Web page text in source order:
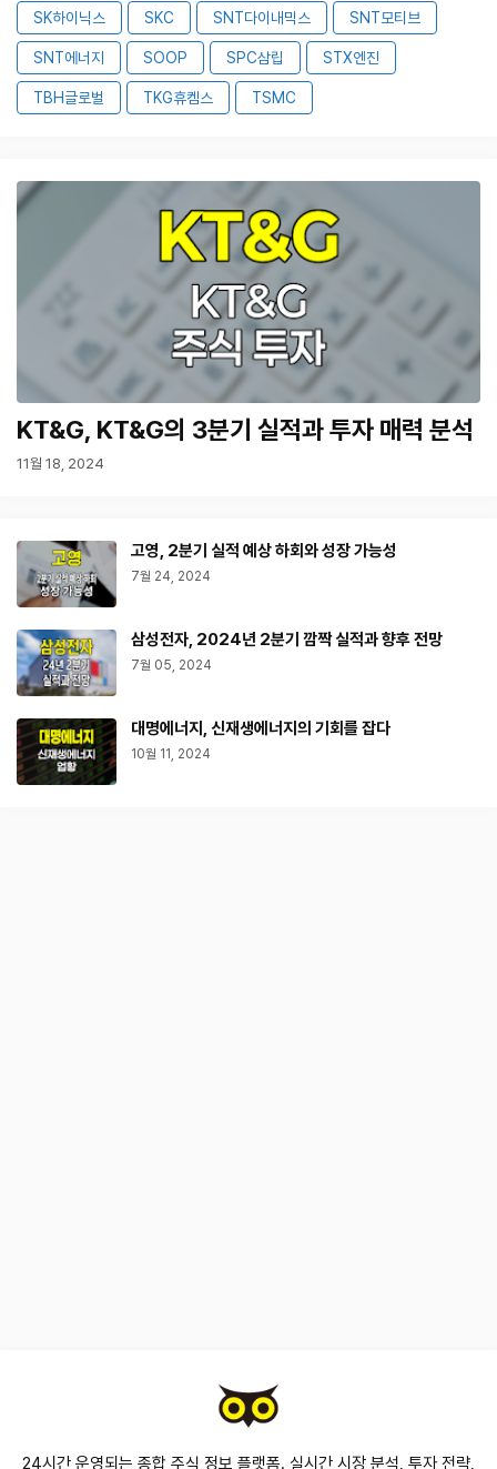
SK하이닉스 SKC SNT다이내믹스 SNT모티브
SNT에너지 SOOP SPC삼립 STX엔진
TBH글로벌 TKG휴켐스 TSMC
KT&G, KT&G의 3분기 실적과 투자 매력 분석
11월 18, 2024
고영, 2분기 실적 예상 하회와 성장 가능성
7월 24, 2024
삼성전자, 2024년 2분기 깜짝 실적과 향후 전망
7월 05, 2024
대명에너지, 신재생에너지의 기회를 잡다
10월 11, 2024
24시간 운영되는 종합 주식 정보 플랫폼. 실시간 시장 분석, 투자 전략,